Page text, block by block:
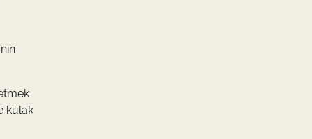
kulak